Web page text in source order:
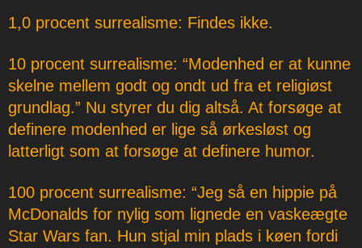
1,0 procent surrealisme: Findes ikke.
10 procent surrealisme: “Modenhed er at kunne
skelne mellem godt og ondt ud fra et religiøst
grundlag.” Nu styrer du dig altså. At forsøge at
definere modenhed er lige så ørkesløst og
latterligt som at forsøge at definere humor.
100 procent surrealisme: “Jeg så en hippie på
McDonalds for nylig som lignede en vaskeægte
Star Wars fan. Hun stjal min plads i køen fordi